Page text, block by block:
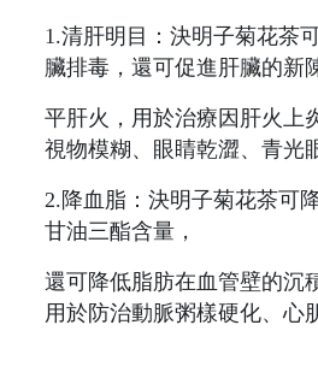
1.清肝明目：決明子菊花茶
臟排毒，還可促進肝臟的新
平肝火，用於治療因肝火上
視物模糊、眼睛乾澀、青光
2.降血脂：決明子菊花茶可
甘油三酯含量，
還可降低脂肪在血管壁的沉
用於防治動脈粥樣硬化、心